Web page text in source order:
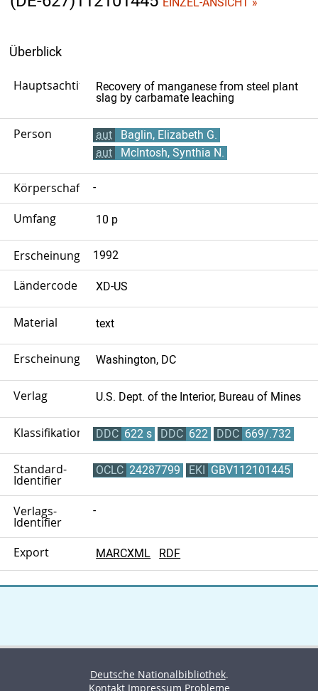
Überblick
Hauptsachtitel
Recovery of manganese from steel plant
slag by carbamate leaching
Person aut
Baglin, Elizabeth G.
aut
McIntosh, Synthia N.
Körperschaft -
Umfang 10 p
Erscheinungsjahr1992
Ländercode XD-US
Material text
ErscheinungsortWashington, DC
Verlag U.S. Dept. of the Interior, Bureau of Mines
Klassifikation DDC 622 s DDC 622 DDC 669/.732
Standard-
Identifier
OCLC 24287799 EKI GBV112101445
Verlags-
Identifier
-
Export MARCXML RDF
Deutsche Nationalbibliothek.
Kontakt Impressum Probleme